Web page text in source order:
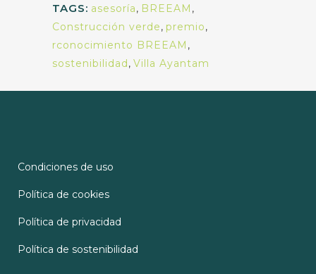
TAGS: asesoría, BREEAM ,
Construcción verde, premio,
rconocimiento BREEAM ,
sostenibilidad, Villa Ayantam
Condiciones de uso
Política de cookies
Política de privacidad
Política de sostenibilidad